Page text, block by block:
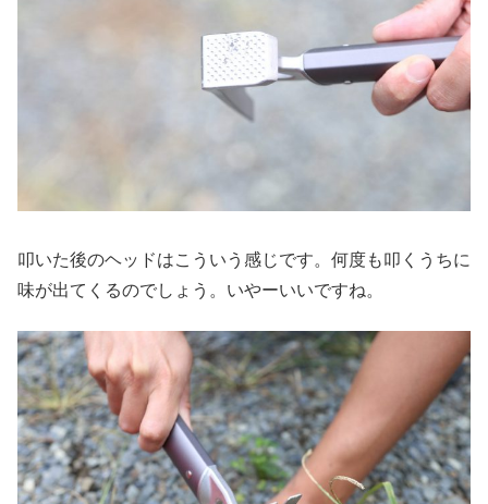
叩いた後のヘッドはこういう感じです。何度も叩くうちに
味が出てくるのでしょう。いやーいいですね。